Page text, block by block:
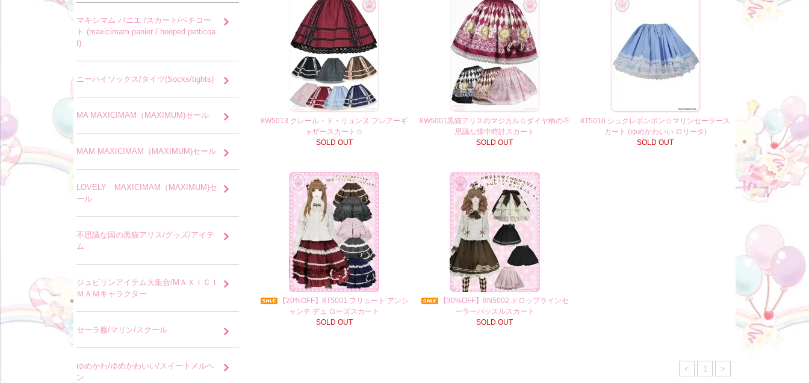
8W5013 クレール・ド・リュンヌ フレアーギ
ャザースカート☆
SOLD OUT
8W5001黒猫アリスのマジカル☆ダイヤ柄の不
思議な懐中時計スカート
SOLD OUT
8T5010 シュクレボンボン☆マリンセーラース
カート (ゆめかわいい ロリータ)
SOLD OUT
【20%OFF】8T5001 フリュート アンシ
ャンテ デュ ローズスカート
SOLD OUT
【30%OFF】8N5002 ドロップラインセ
ーラーバッスルスカート
SOLD OUT
< 1 >
マキシマム パニエ /スカート/ペチコー
ト (maxicimam panier / hooped petticoa
t)
ニーハイソックス/タイツ(Socks/tights)
MA MAXICIMAM（MAXIMUM)セール
MAM MAXICIMAM（MAXIMUM)セール
LOVELY MAXICIMAM（MAXIMUM)セ
ール
不思議な国の黒猫アリス/グッズ/アイテ
ム
ジュピリンアイテム大集合/MＡＸＩＣＩ
ＭＡＭキャラクター
セーラ服/マリン/スクール
ゆめかわ/ゆめかわいい/スイートメルヘ
ン